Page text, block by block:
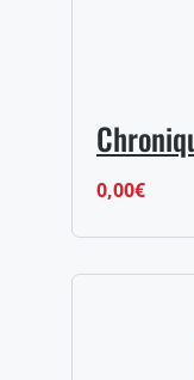
0,00€